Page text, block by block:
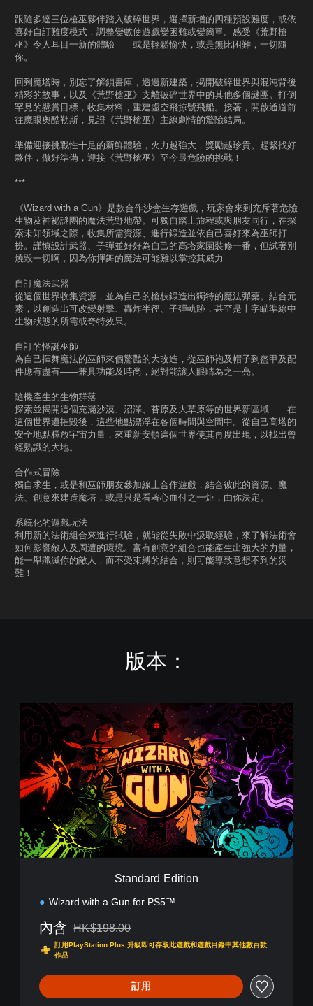
跟隨多達三位槍巫夥伴踏入破碎世界，選擇新增的四種預設難度，或依
喜好自訂難度模式，調整變數使遊戲變困難或變簡單。感受《荒野槍
巫》令人耳目一新的體驗——或是輕鬆愉快，或是無比困難，一切隨
你。
回到魔塔時，別忘了解鎖書庫，透過新建築，揭開破碎世界與混沌背後
精彩的故事，以及《荒野槍巫》支離破碎世界中的其他多個謎團。打倒
罕見的懸賞目標，收集材料，重建虛空飛掠號飛船。接著，開啟通道前
往魔眼奧酷勒斯，見證《荒野槍巫》主線劇情的驚險結局。
準備迎接挑戰性十足的新鮮體驗，火力越強大，獎勵越珍貴。趕緊找好
夥伴，做好準備，迎接《荒野槍巫》至今最危險的挑戰！
***
《Wizard with a Gun》是款合作沙盒生存遊戲，玩家會來到充斥著危險
生物及神祕謎團的魔法荒野地帶。可獨自踏上旅程或與朋友同行，在探
索未知領域之際，收集所需資源、進行鍛造並依自己喜好來為巫師打
扮。謹慎設計武器、子彈並好好為自己的高塔家園裝修一番，但試著別
燒毀一切啊，因為你揮舞的魔法可能難以掌控其威力……
自訂魔法武器
從這個世界收集資源，並為自己的槍枝鍛造出獨特的魔法彈藥。結合元
素，以創造出可改變射擊、轟炸半徑、子彈軌跡，甚至是十字瞄準線中
生物狀態的所需或奇特效果。
自訂的怪誕巫師
為自己揮舞魔法的巫師來個驚豔的大改造，從巫師袍及帽子到盔甲及配
件應有盡有——兼具功能及時尚，絕對能讓人眼睛為之一亮。
隨機產生的生物群落
探索並揭開這個充滿沙漠、沼澤、苔原及大草原等的世界新區域——在
這個世界遭摧毀後，這些地點漂浮在各個時間與空間中。從自己高塔的
安全地點釋放宇宙力量，來重新安頓這個世界使其再度出現，以找出曾
經熟識的大地。
合作式冒險
獨自求生，或是和巫師朋友參加線上合作遊戲，結合彼此的資源、魔
法、創意來建造魔塔，或是只是看著心血付之一炬，由你決定。
系統化的遊戲玩法
利用新的法術組合來進行試驗，就能從失敗中汲取經驗，來了解法術會
如何影響敵人及周遭的環境。富有創意的組合也能產生出強大的力量，
能一舉殲滅你的敵人，而不受束縛的結合，則可能導致意想不到的災
難！
版本：
S
a
n
d
a
r
d
E
d
i
t
Standard Edition
Wizard with a Gun for PS5™
內含 折扣前原價為HK$198.00
HK$198.00
訂用PlayStation Plus 升級即可存取此遊戲和遊戲目錄中其他數百款
作品
訂用